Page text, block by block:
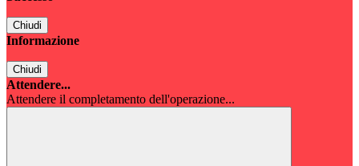
Chiudi
Informazione
Chiudi
Attendere...
Attendere il completamento dell'operazione...